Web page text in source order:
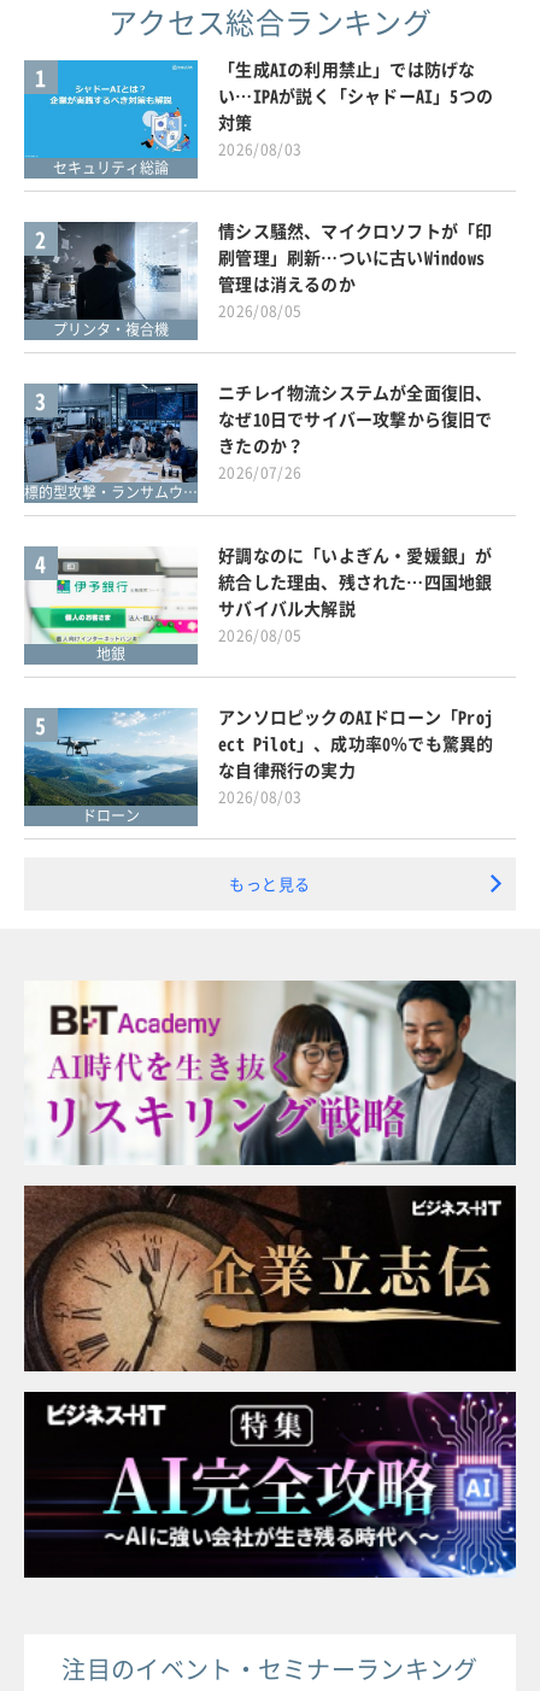
アクセス総合ランキング
1
セキュリティ総論
「生成AIの利用禁止」では防げな
い…IPAが説く「シャドーAI」5つの
対策
2026/08/03
2
プリンタ・複合機
情シス騒然、マイクロソフトが「印
刷管理」刷新…ついに古いWindows
管理は消えるのか
2026/08/05
3
標的型攻撃・ランサムウェア対策
ニチレイ物流システムが全面復旧、
なぜ10日でサイバー攻撃から復旧で
きたのか？
2026/07/26
4
地銀
好調なのに「いよぎん・愛媛銀」が
統合した理由、残された…四国地銀
サバイバル大解説
2026/08/05
5
ドローン
アンソロピックのAIドローン「Proj
ect Pilot」、成功率0％でも驚異的
な自律飛行の実力
2026/08/03
もっと見る
注目のイベント・セミナーランキング